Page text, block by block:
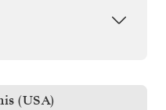
(USA)